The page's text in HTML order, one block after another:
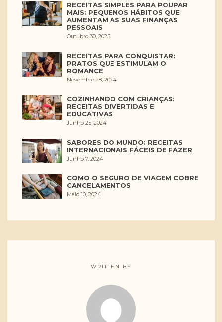
RECEITAS SIMPLES PARA POUPAR
MAIS: PEQUENOS HÁBITOS QUE
AUMENTAM AS SUAS FINANÇAS
PESSOAIS
Outubro 30, 2025
RECEITAS PARA CONQUISTAR:
PRATOS QUE ESTIMULAM O
ROMANCE
Novembro 28, 2024
COZINHANDO COM CRIANÇAS:
RECEITAS DIVERTIDAS E
EDUCATIVAS
Junho 25, 2024
SABORES DO MUNDO: RECEITAS
INTERNACIONAIS FÁCEIS DE FAZER
Junho 7, 2024
COMO O SEGURO DE VIAGEM COBRE
CANCELAMENTOS
Maio 10, 2024
WRITTEN BY